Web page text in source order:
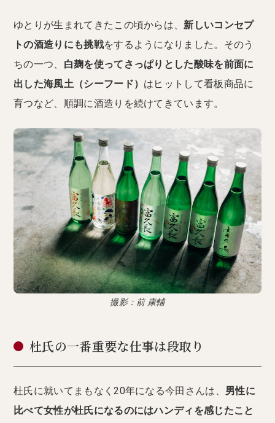
ゆとりが生まれてきたこの頃からは、 新しいコンセプ
トの酒造りにも挑戦をするようになりました。そのう
ちの一つ、 白麹を使ってさっぱりとした酸味を前面に
出した海風土（シーフード） はヒットして看板商品に
育つなど、順調に酒造りを続けてきています。
撮影：前 康輔
杜氏の一番重要な仕事は段取り
杜氏に就いてまもなく20年になる今田さんは、 男性に
比べて女性が杜氏になるのにはハンディを感じたこと